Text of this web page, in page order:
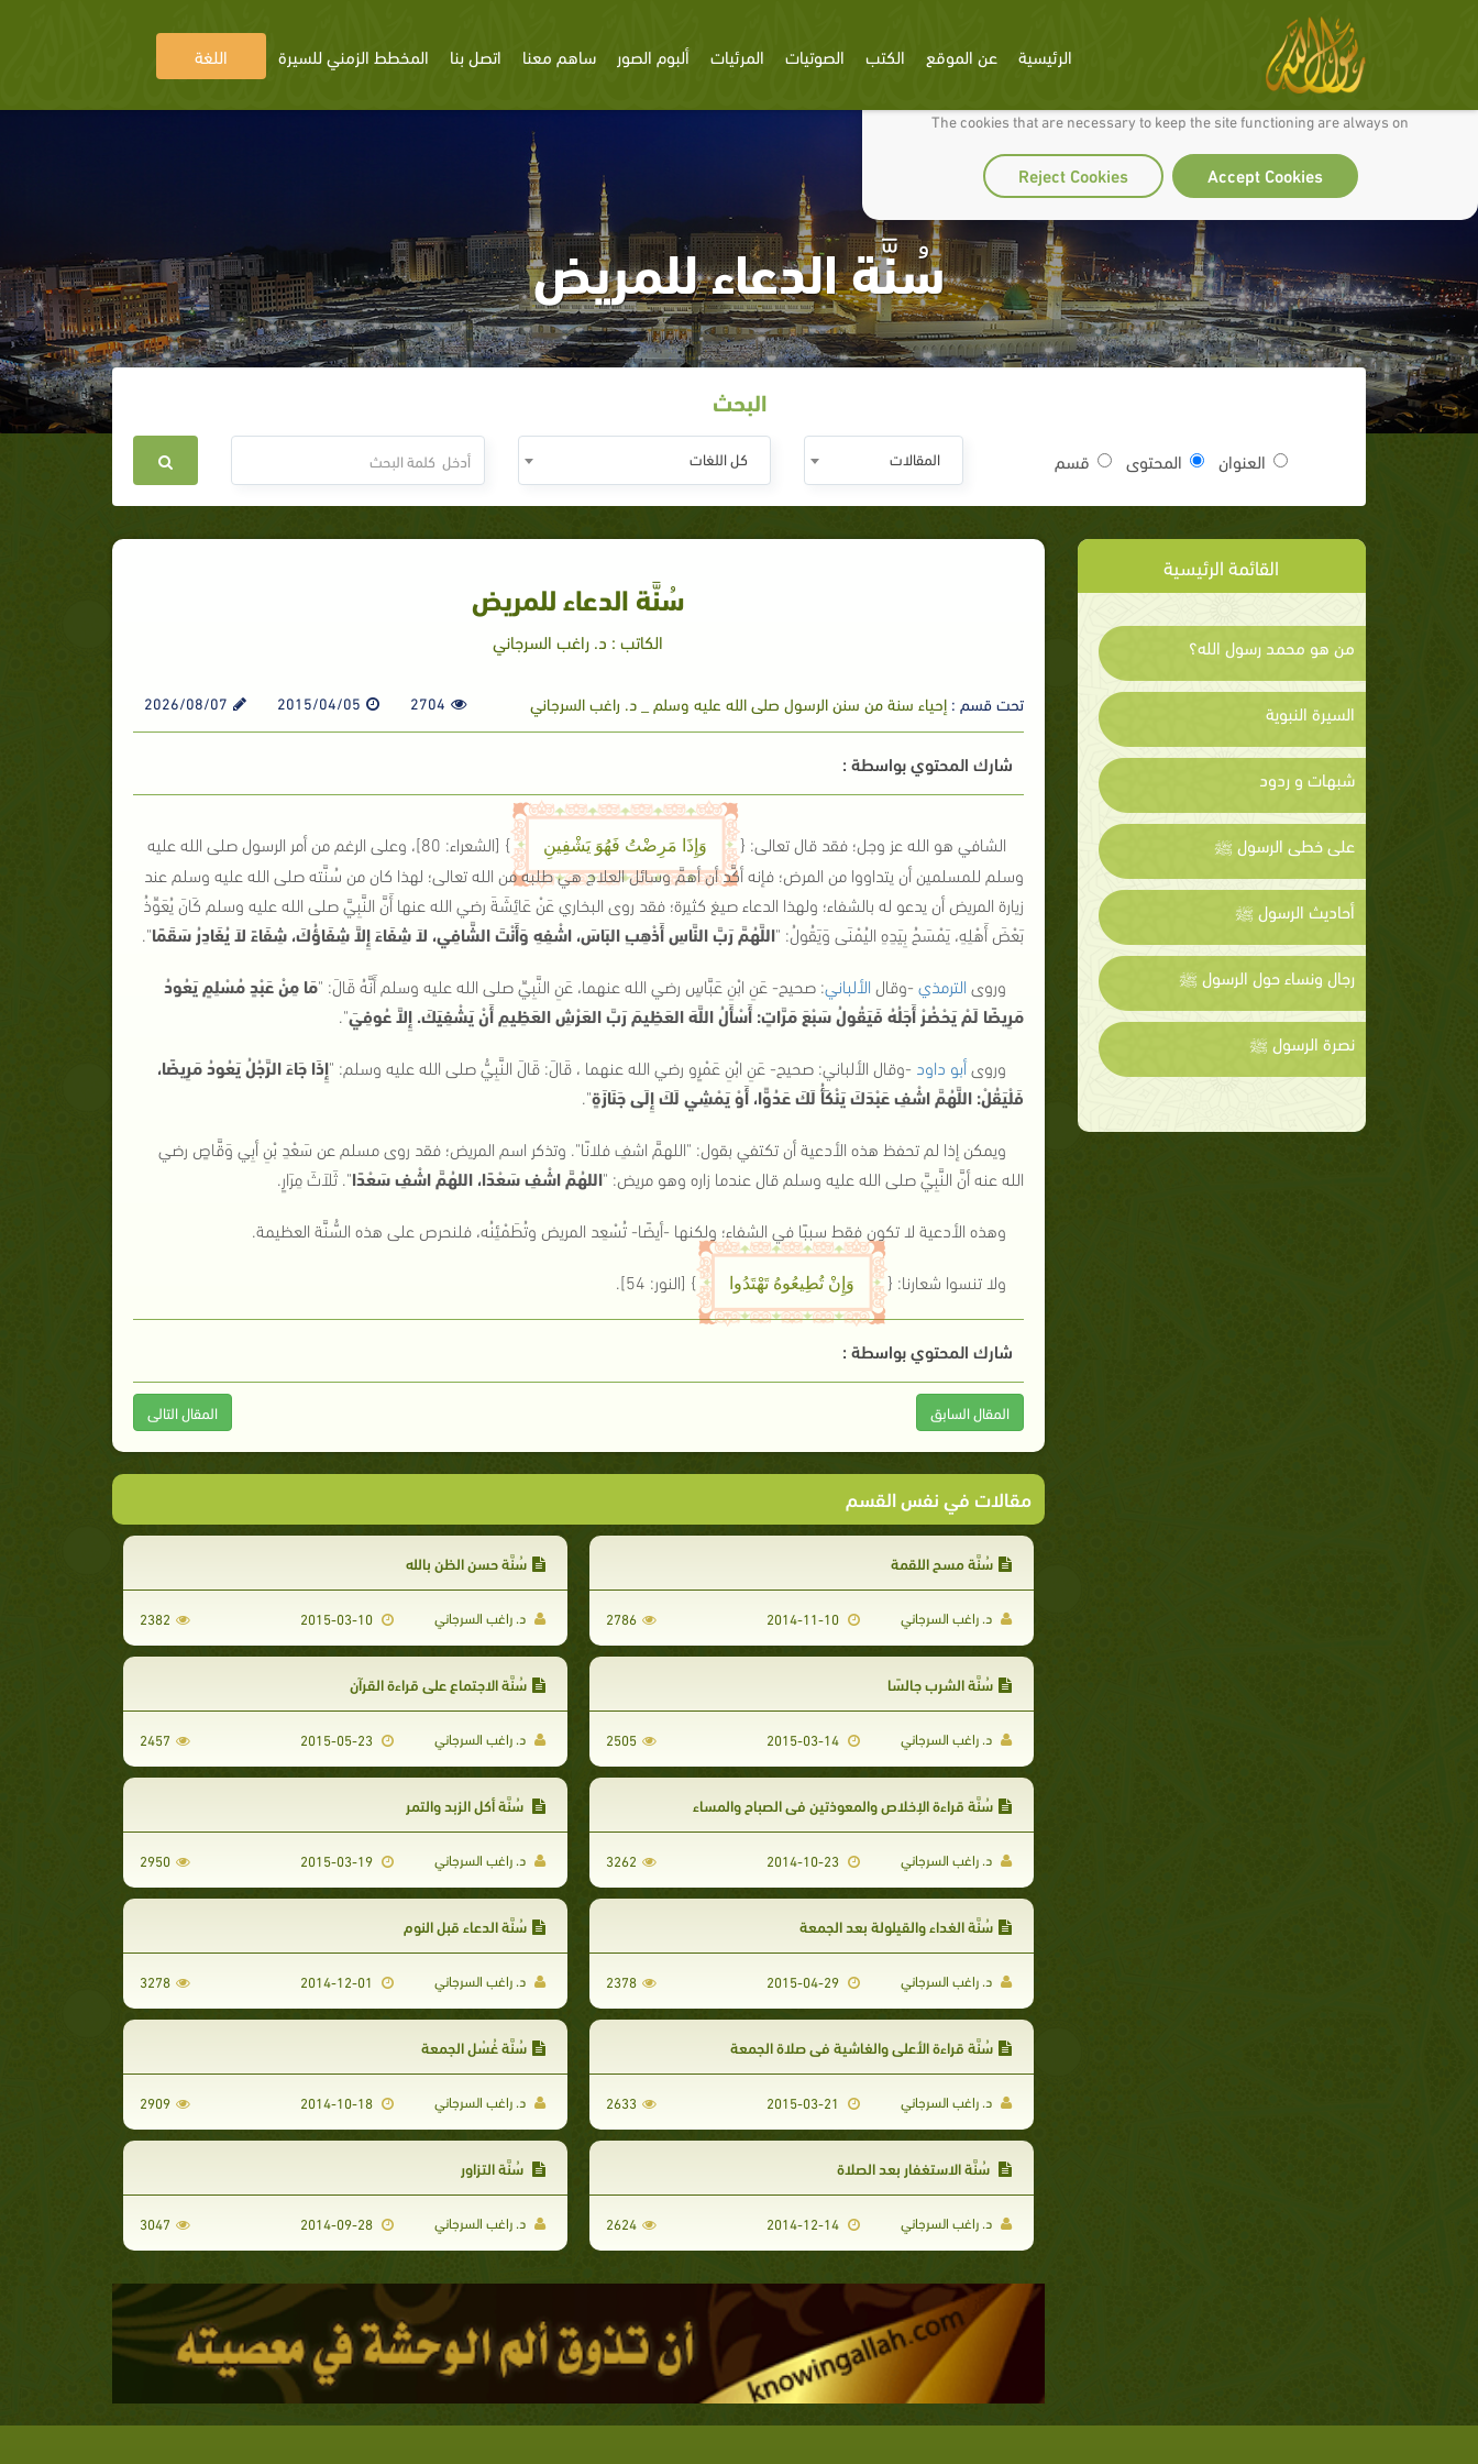
We use cookies to make our site work well for you and so we can continually improve it.
The cookies that are necessary to keep the site functioning are always on
Accept Cookies
Reject Cookies
الرئيسية عن الموقع الكتب الصوتيات المرئيات ألبوم الصور ساهم معنا اتصل بنا المخطط الزمني للسيرة اللغة
سُنَّة الدعاء للمريض
البحث
العنوان المحتوى قسم المقالات كل اللغات
القائمة الرئيسية
من هو محمد رسول الله؟
السيرة النبوية
شبهات و ردود
على خطى الرسول ﷺ
أحاديث الرسول ﷺ
رجال ونساء حول الرسول ﷺ
نصرة الرسول ﷺ
سُنَّة الدعاء للمريض
الكاتب : د. راغب السرجاني
تحت قسم :إحياء سنة من سنن الرسول صلى الله عليه وسلم _ د. راغب السرجاني 2704
2015/04/05
2026/08/07
شارك المحتوي بواسطة :
الشافي هو الله عز وجل؛ فقد قال تعالى: { وَإِذَا مَرِضْتُ فَهُوَ يَشْفِينِ } [الشعراء: 80]
، وعلى الرغم من أمر الرسول صلى الله عليه
وسلم للمسلمين أن يتداووا من المرض؛ فإنه أكَّد أن أهمَّ وسائل العلاج هي طلبه من الله تعالى؛ لهذا كان من سُنَّته صلى الله عليه وسلم عند
زيارة المريض أن يدعو له بالشفاء؛ ولهذا الدعاء صيغ كثيرة؛ فقد روى البخاري عَنْ عَائِشَةَ رضي الله عنها أَنَّ النَّبِيَّ صلى الله عليه وسلم كَانَ يُعَوِّذُ
بَعْضَ أَهْلِهِ، يَمْسَحُ بِيَدِهِ اليُمْنَى وَيَقُولُ: "اللَّهُمَّ رَبَّ النَّاسِ أَذْهِبِ البَاسَ، اشْفِهِ وَأَنْتَ الشَّافِي، لاَ شِفَاءَ إِلاَّ شِفَاؤُكَ، شِفَاءً لاَ يُغَادِرُ سَقَمًا"
.
وروى الترمذي -وقال الألباني: صحيح- عَنِ ابْنِ عَبَّاسٍ رضي الله عنهما، عَنِ النَّبِيِّ صلى الله عليه وسلم أَنَّهُ قَالَ: "مَا مِنْ عَبْدٍ مُسْلِمٍ يَعُودُ
مَرِيضًا لَمْ يَحْضُرْ أَجَلُهُ فَيَقُولُ سَبْعَ مَرَّاتٍ: أَسْأَلُ اللَّهَ العَظِيمَ رَبَّ العَرْشِ العَظِيمِ أَنْ يَشْفِيَكَ. إِلاَّ عُوفِيَ"
.
وروىأبو داود -وقال الألباني: صحيح- عَنِ ابْنِ عَمْرٍو رضي الله عنهما ، قَالَ: قَالَ النَّبِيُّ صلى الله عليه وسلم: "إِذَا جَاءَ الرَّجُلُ يَعُودُ مَرِيضًا،
فَلْيَقُلْ: اللَّهُمَّ اشْفِ عَبْدَكَ يَنْكَأُ لَكَ عَدُوًّا، أَوْ يَمْشِي لَكَ إِلَى جَنَازَةٍ"
.
ويمكن إذا لم تحفظ هذه الأدعية أن تكتفي بقول: "اللهمَّ اشفِ فلانًا". وتذكر اسم المريض؛ فقد روى مسلم عن سَعْدِ بْنِ أبِي وَقَّاصٍ رضي
الله عنه أنَّ النَّبِيَّ صلى الله عليه وسلم قال عندما زاره وهو مريض: "اللهُمَّ اشْفِ سَعْدًا، اللهُمَّ اشْفِ سَعْدًا". ثَلاَثَ مِرَارٍ.
وهذه الأدعية لا تكون فقط سببًا في الشفاء؛ ولكنها -أيضًا- تُسْعِد المريض وتُطَمْئِنُه، فلنحرص على هذه السُّنَّة العظيمة.
ولا تنسوا شعارنا: { وَإِنْ تُطِيعُوهُ تَهْتَدُوا } [النور: 54] .
شارك المحتوي بواسطة :
المقال السابق المقال التالى
مقالات في نفس القسم
سُنَّة مسح اللقمة
د. راغب السرجاني 2014-11-10
2786
سُنَّة حسن الظن بالله
د. راغب السرجاني 2382
سُنَّة الشرب جالسًا
د. راغب السرجاني 2015-03-14
2505
سُنَّة الاجتماع على قراءة القرآن
د. راغب السرجاني 2457
سُنَّة قراءة الإخلاص والمعوذتين في الصباح والمساء
د. راغب السرجاني 2014-10-23
3262
سُنَّة أكل الزبد والتمر
د. راغب السرجاني 2950
سُنَّة الغداء والقيلولة بعد الجمعة
د. راغب السرجاني 2015-04-29
2378
سُنَّة الدعاء قبل النوم
د. راغب السرجاني 3278
سُنَّة قراءة الأعلى والغاشية في صلاة الجمعة
د. راغب السرجاني 2633
سُنَّة غُسْل الجمعة
د. راغب السرجاني 2909
سُنَّة الاستغفار بعد الصلاة
د. راغب السرجاني 2014-12-14
2624
سُنَّة التزاور
د. راغب السرجاني 3047